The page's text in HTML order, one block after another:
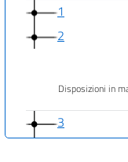
1
2
Disposizioni in
3